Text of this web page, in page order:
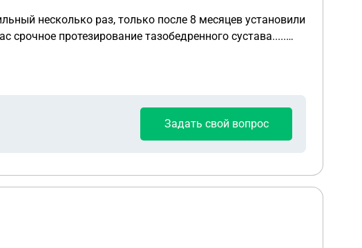
несколько раз, только после 8 месяцев установили
протезирование тазобедренного сустава.....
Задать свой вопрос